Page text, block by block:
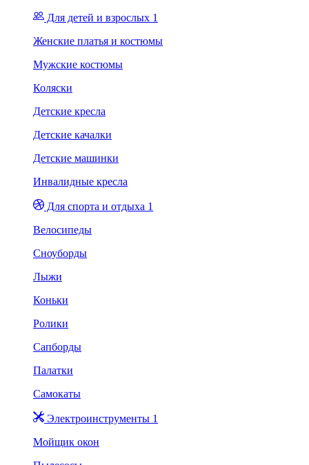
Для детей и взрослых 1
Женские платья и костюмы
Мужские костюмы
Коляски
Детские кресла
Детские качалки
Детские машинки
Инвалидные кресла
Для спорта и отдыха 1
Велосипеды
Сноуборды
Лыжи
Коньки
Ролики
Сапборды
Палатки
Самокаты
Электроинструменты 1
Мойщик окон